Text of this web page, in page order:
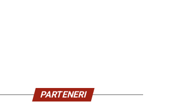
PARTENERI